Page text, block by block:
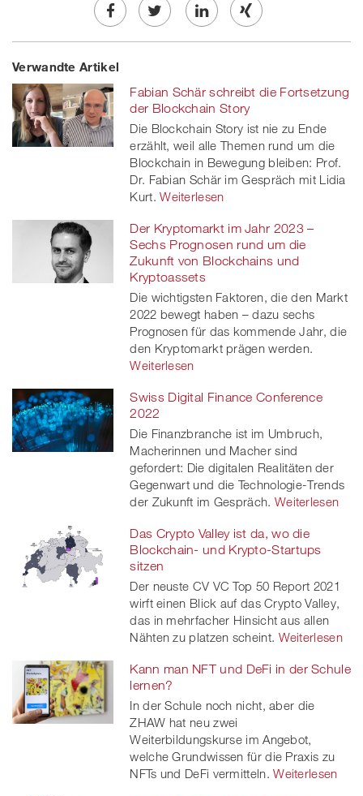
Share
on
Facebook
Twe
on
twitt
er
Share
linkedin
Share
Xing
Verwandte Artikel
Fabian Schär schreibt die Fortsetzung
der Blockchain Story
Die Blockchain Story ist nie zu Ende
erzählt, weil alle Themen rund um die
Blockchain in Bewegung bleiben: Prof.
Dr. Fabian Schär im Gespräch mit Lidia
Kurt. Weiterlesen
Der Kryptomarkt im Jahr 2023 –
Sechs Prognosen rund um die
Zukunft von Blockchains und
Kryptoassets
Die wichtigsten Faktoren, die den Markt
2022 bewegt haben – dazu sechs
Prognosen für das kommende Jahr, die
den Kryptomarkt prägen werden.
Weiterlesen
Swiss Digital Finance Conference
2022
Die Finanzbranche ist im Umbruch,
Macherinnen und Macher sind
gefordert: Die digitalen Realitäten der
Gegenwart und die Technologie-Trends
der Zukunft im Gespräch. Weiterlesen
Das Crypto Valley ist da, wo die
Blockchain- und Krypto-Startups
sitzen
Der neuste CV VC Top 50 Report 2021
wirft einen Blick auf das Crypto Valley,
das in mehrfacher Hinsicht aus allen
Nähten zu platzen scheint. Weiterlesen
Kann man NFT und DeFi in der Schule
lernen?
In der Schule noch nicht, aber die
ZHAW hat neu zwei
Weiterbildungskurse im Angebot,
welche Grundwissen für die Praxis zu
NFTs und DeFi vermitteln. Weiterlesen